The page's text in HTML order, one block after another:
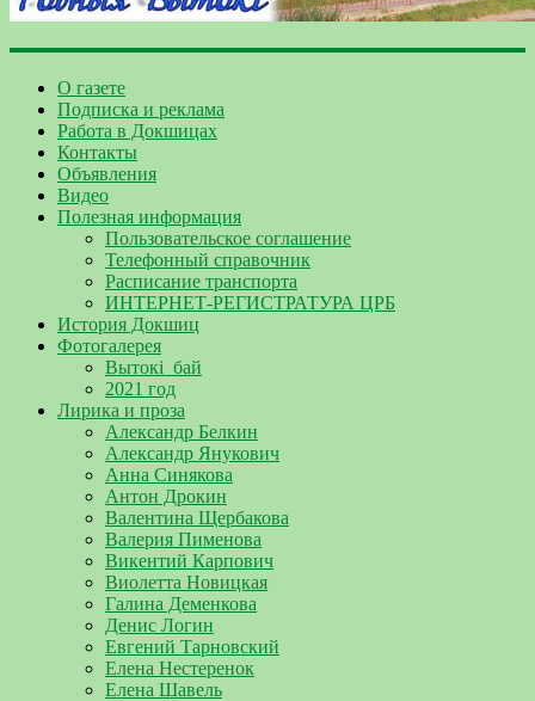
О газете
Подписка и реклама
Работа в Докшицах
Контакты
Объявления
Видео
Полезная информация
Пользовательское соглашение
Телефонный справочник
Расписание транспорта
ИНТЕРНЕТ-РЕГИСТРАТУРА ЦРБ
История Докшиц
Фотогалерея
Вытокі_бай
2021 год
Лирика и проза
Александр Белкин
Александр Янукович
Анна Синякова
Антон Дрокин
Валентина Щербакова
Валерия Пименова
Викентий Карпович
Виолетта Новицкая
Галина Деменкова
Денис Логин
Евгений Тарновский
Елена Нестеренок
Елена Шавель